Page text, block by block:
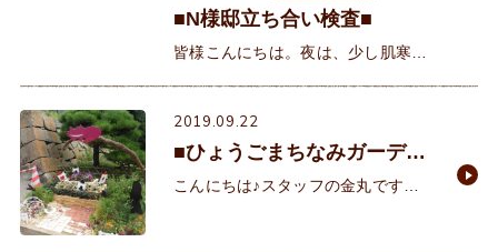
■N様邸立ち合い検査■
皆様こんにちは。夜は、少し肌寒く
つけ下さいませ。 さて、先日、お
引渡し前の
2019.09.22
■ひょうごまちなみガーデン
ショー■
こんにちは♪スタッフの金丸です。